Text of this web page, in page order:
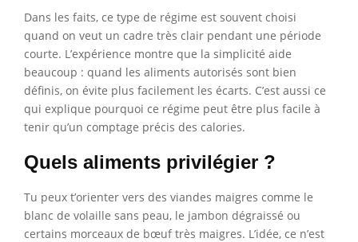
Dans les faits, ce type de régime est souvent choisi
quand on veut un cadre très clair pendant une période
courte. L’expérience montre que la simplicité aide
beaucoup : quand les aliments autorisés sont bien
définis, on évite plus facilement les écarts. C’est aussi ce
qui explique pourquoi ce régime peut être plus facile à
tenir qu’un comptage précis des calories.
Quels aliments privilégier ?
Tu peux t’orienter vers des viandes maigres comme le
blanc de volaille sans peau, le jambon dégraissé ou
certains morceaux de bœuf très maigres. L’idée, ce n’est